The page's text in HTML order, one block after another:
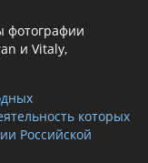
фотографии
и Vitaly,
которых
Российской